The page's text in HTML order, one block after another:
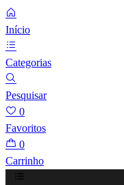
Início
Categorias
Pesquisar
0
Favoritos
0
Carrinho